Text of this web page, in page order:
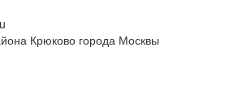
Крюково города Москвы